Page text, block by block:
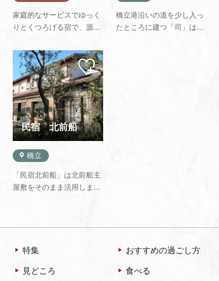
家庭的なサービスでゆっく
りとくつろげる宿で、源平
北陸屈指の名刹、那谷寺も
近いです。 東尋坊、金沢な
どの観光めぐりのベースと
しても最適。 尼御前、片野
など海水浴場は目白押し
で、柴山潟ではボート遊び
やヘラブナ釣りもできま
す。 ゴル…
橋立港沿いの道を少し入っ
たところに建つ「司」は、
民宿 北前船
橋立
「民宿北前船」は北前船主
屋敷をそのまま活用しまし
います。ニシン、コンブな
各地の文化や工芸を運びま
マイ
ペー
ジに
追加
特集 おすすめの過ごし方
見どころ 食べる